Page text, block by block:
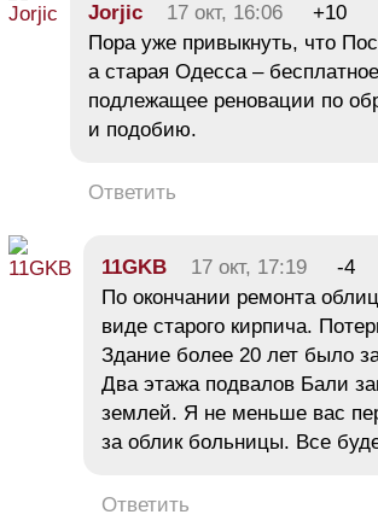
Jorjic 17 окт, 16:06
+10
Пора уже привыкнуть, что
а старая Одесса –
подлежащее реновации по
и подобию.
Ответить
11GKB 17 окт, 17:19
-4
По окончании ремонта
виде старого кирпича.
Здание более 20 лет было
Два этажа подвалов Бали
землей. Я не меньше вас
за облик больницы. Все
Ответить